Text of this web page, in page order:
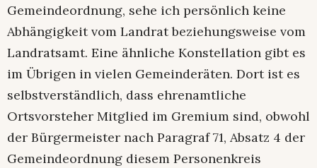
Gemeindeordnung, sehe ich persönlich keine
Abhängigkeit vom Landrat beziehungsweise vom
Landratsamt. Eine ähnliche Kon­stellation gibt es
im Übrigen in vielen Gemeinderäten. Dort ist es
selbstverständlich, dass ehrenamtliche
Ortsvorsteher Mitglied im Gremium sind, obwohl
der Bürgermeister nach Paragraf 71, Absatz 4 der
Gemeindeordnung diesem Personenkreis